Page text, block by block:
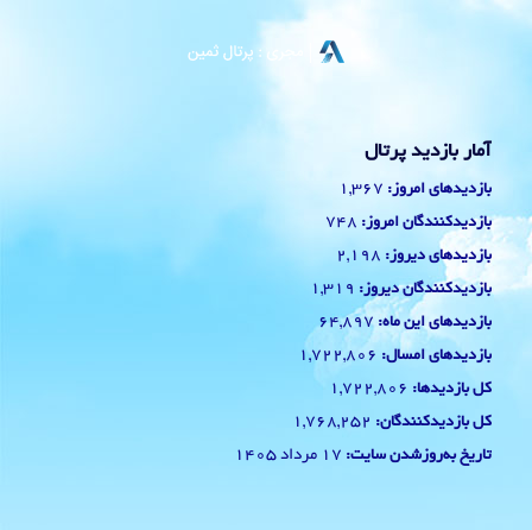
آمار بازدید پرتال
بازدیدهای امروز: 1,367
بازدیدکنندگان امروز: 748
بازدیدهای دیروز: 2,198
بازدیدکنندگان دیروز: 1,319
بازدیدهای این ماه: 64,897
بازدیدهای امسال: 1,722,806
کل بازدیدها: 1,722,806
کل بازدیدکنند‌گان: 1,768,252
تاریخ به‌روزشدن سایت: 17 مرداد 1405